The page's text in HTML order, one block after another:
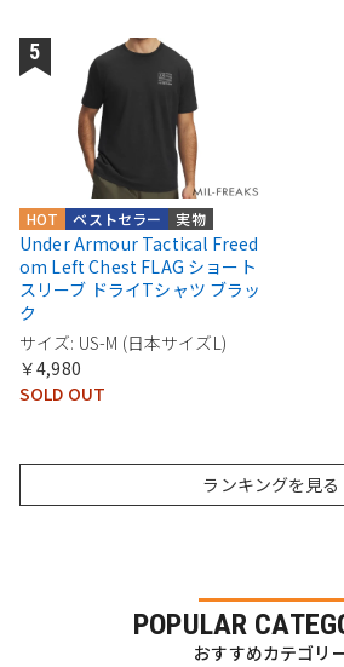
実物
ベストセラー
HOT
Under Armour Tactical Freed
om Left Chest FLAG ショート
スリーブ ドライTシャツ ブラッ
ク
サイズ: US-M (日本サイズL)
￥4,980
SOLD OUT
ランキングを見る
POPULAR
おすすめカテゴリ